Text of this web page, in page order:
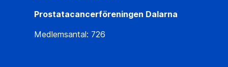
Prostatacancerföreningen Dalarna
Medlemsantal: 726